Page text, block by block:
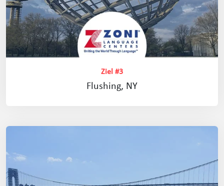
Ziel #3
Flushing, NY